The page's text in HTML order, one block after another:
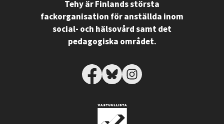
Tehy är Finlands största
fackorganisation för anställda inom
social- och hälsovård samt det
pedagogiska området.